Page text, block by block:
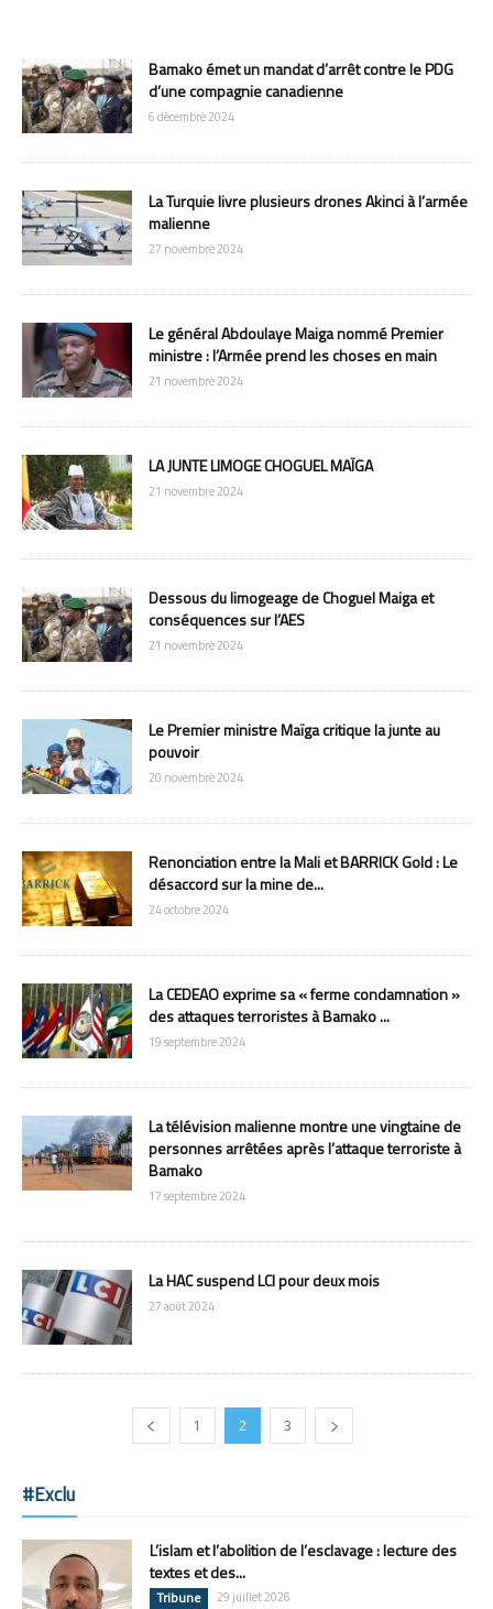
Bamako émet un mandat d’arrêt contre le PDG
d’une compagnie canadienne
6 décembre 2024
La Turquie livre plusieurs drones Akinci à l’armée
malienne
27 novembre 2024
Le général Abdoulaye Maiga nommé Premier
ministre : l’Armée prend les choses en main
21 novembre 2024
LA JUNTE LIMOGE CHOGUEL MAÏGA
21 novembre 2024
Dessous du limogeage de Choguel Maiga et
conséquences sur l’AES
21 novembre 2024
Le Premier ministre Maïga critique la junte au
pouvoir
20 novembre 2024
Renonciation entre la Mali et BARRICK Gold : Le
désaccord sur la mine de...
24 octobre 2024
La CEDEAO exprime sa « ferme condamnation »
des attaques terroristes à Bamako ...
19 septembre 2024
La télévision malienne montre une vingtaine de
personnes arrêtées après l’attaque terroriste à
Bamako
17 septembre 2024
La HAC suspend LCI pour deux mois
27 août 2024
1 2 3
#Exclu
L’islam et l’abolition de l’esclavage : lecture des
textes et des...
Tribune 29 juillet 2026